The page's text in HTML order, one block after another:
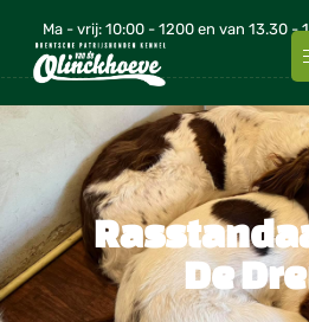
Ma - vrij: 10:00 - 1200 en van 13.30 -
De